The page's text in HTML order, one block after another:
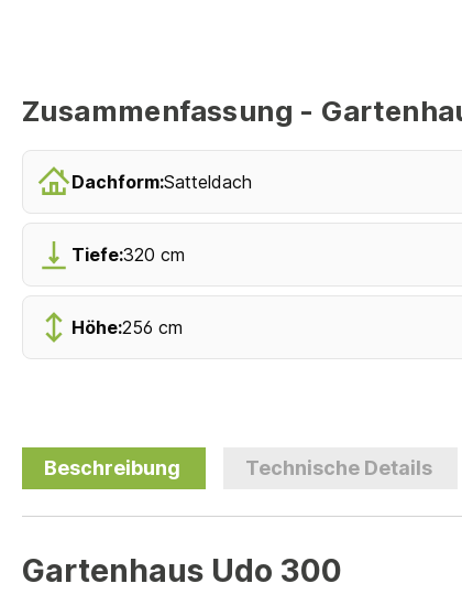
Zusammenfassung -
Dachform:Satteldach
Tiefe:320 cm
Höhe:256 cm
Beschreibung Technische Details
Gartenhaus Udo 300